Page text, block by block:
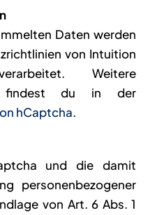
Daten werden
von Intuition
Weitere
findest du in der
hCaptcha.
und die damit
personenbezogener
von Art. 6 Abs. 1